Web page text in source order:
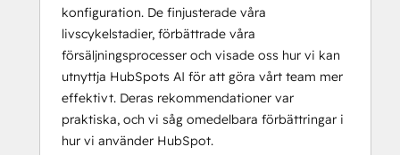
konfiguration. De finjusterade våra
livscykelstadier, förbättrade våra
försäljningsprocesser och visade oss hur vi kan
utnyttja HubSpots AI för att göra vårt team mer
effektivt. Deras rekommendationer var
praktiska, och vi såg omedelbara förbättringar i
hur vi använder HubSpot.